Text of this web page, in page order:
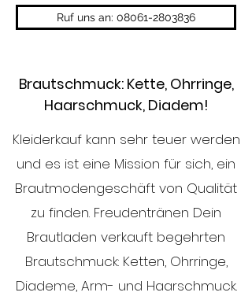
Ruf uns an: 08061-2803836
Brautschmuck: Kette, Ohrringe,
Haarschmuck, Diadem!
Kleiderkauf kann sehr teuer werden
und es ist eine Mission für sich, ein
Brautmodengeschäft von Qualität
zu finden. Freudentränen Dein
Brautladen verkauft begehrten
Brautschmuck: Ketten, Ohrringe,
Diademe, Arm- und Haarschmuck.